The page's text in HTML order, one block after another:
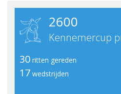
2600
Kennemercup
30 ritten gereden
17 wedstrijden